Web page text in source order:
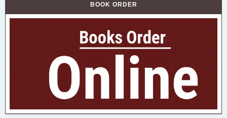
BOOK ORDER